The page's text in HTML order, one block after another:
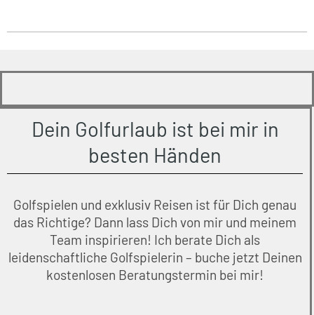
Dein Golfurlaub ist bei mir in
besten Händen
Golfspielen und exklusiv Reisen ist für Dich genau
das Richtige? Dann lass Dich von mir und meinem
Team inspirieren! Ich berate Dich als
leidenschaftliche Golfspielerin – buche jetzt Deinen
kostenlosen Beratungstermin bei mir!